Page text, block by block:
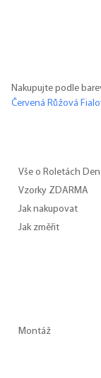
Nakupujte podle
Červená Růžová
Vše o Roletách
Vzorky ZDARMA
Jak nakupovat
Jak změřit
Montáž